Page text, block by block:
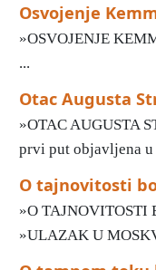
Osvojenje
»OSVOJENJE
...
Otac Augusta
»OTAC AUGUSTA
prvi put objavljena
O tajnovitosti
»O
»ULAZAK U